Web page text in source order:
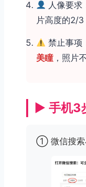
人像要求
片高度的2/
禁止事项
美瞳 ，照片
▶ 手机3
① 微信搜索